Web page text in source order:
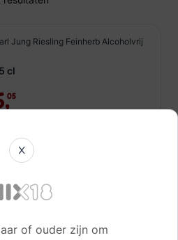
Jung Riesling Feinherb Alcoholvrij
cl
05
Cabernet Sauvignon
cl
X
of ouder zijn om